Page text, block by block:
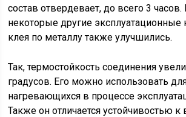
состав отвердевает, до всего 3
некоторые другие эксплуатационные
клея по металлу также улучшились.
Так, термостойкость соединения
градусов. Его можно использовать
нагревающихся в процессе
Также он отличается устойчивостью